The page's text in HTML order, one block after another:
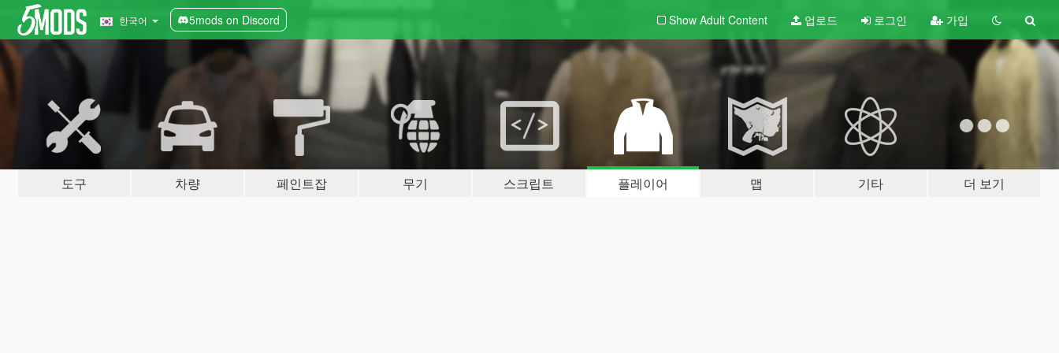
한국어 5mods on Discord Show Adult Content 업로드 로그인 가입
도구 차량 페인트잡 무기 스크립트 플레이어 맵 기타 더 보기